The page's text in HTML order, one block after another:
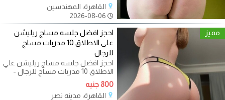
القاهرة، المهندسين
مميز
احجز افضل جلسه مساج ريليشن
علي الاطلاق 10 مدربات مساج
للرجال
احجز افضل جلسه مساج ريليشن علي
الاطلاق 10 مدربات مساج للرجال -
القاهره مساج وعلاقة مساج بدي تو
بدي
800 جنيه
القاهرة، مدينه نصر